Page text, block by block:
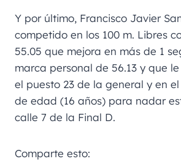
Y por último, Francisco Javier
competido en los 100 m. Libres
55.05 que mejora en más de 1
marca personal de 56.13 y que
el puesto 23 de la general y en el
de edad (16 años) para nadar
calle 7 de la Final D.
Comparte esto: